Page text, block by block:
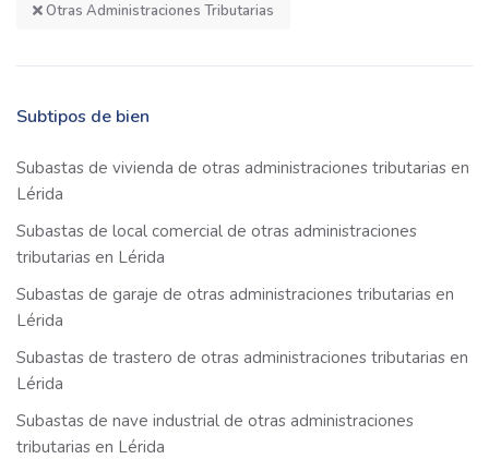
Otras Administraciones Tributarias
Subtipos de bien
Subastas de vivienda de otras administraciones tributarias en
Lérida
Subastas de local comercial de otras administraciones
tributarias en Lérida
Subastas de garaje de otras administraciones tributarias en
Lérida
Subastas de trastero de otras administraciones tributarias en
Lérida
Subastas de nave industrial de otras administraciones
tributarias en Lérida